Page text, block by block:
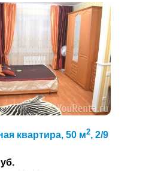
квартира, 50 м2, 2/9